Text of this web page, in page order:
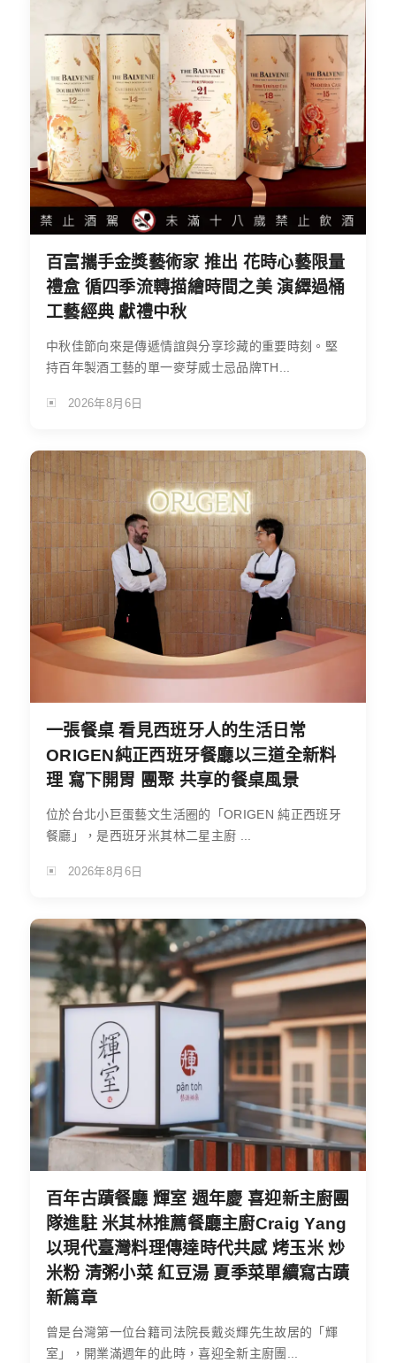
百富攜手金獎藝術家 推出 花時心藝限量
禮盒 循四季流轉描繪時間之美 演繹過桶
工藝經典 獻禮中秋
中秋佳節向來是傳遞情誼與分享珍藏的重要時刻。堅
持百年製酒工藝的單一麥芽威士忌品牌TH...
2026年8月6日
一張餐桌 看見西班牙人的生活日常
ORIGEN純正西班牙餐廳以三道全新料
理 寫下開胃 團聚 共享的餐桌風景
位於台北小巨蛋藝文生活圈的「ORIGEN 純正西班牙
餐廳」，是西班牙米其林二星主廚 ...
2026年8月6日
百年古蹟餐廳 輝室 週年慶 喜迎新主廚團
隊進駐 米其林推薦餐廳主廚Craig Yang
以現代臺灣料理傳達時代共感 烤玉米 炒
米粉 清粥小菜 紅豆湯 夏季菜單續寫古蹟
新篇章
曾是台灣第一位台籍司法院長戴炎輝先生故居的「輝
室」，開業滿週年的此時，喜迎全新主廚團...